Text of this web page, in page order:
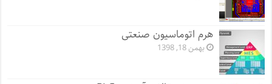
هرم اتوماسیون صنعتی
بهمن 18, 1398